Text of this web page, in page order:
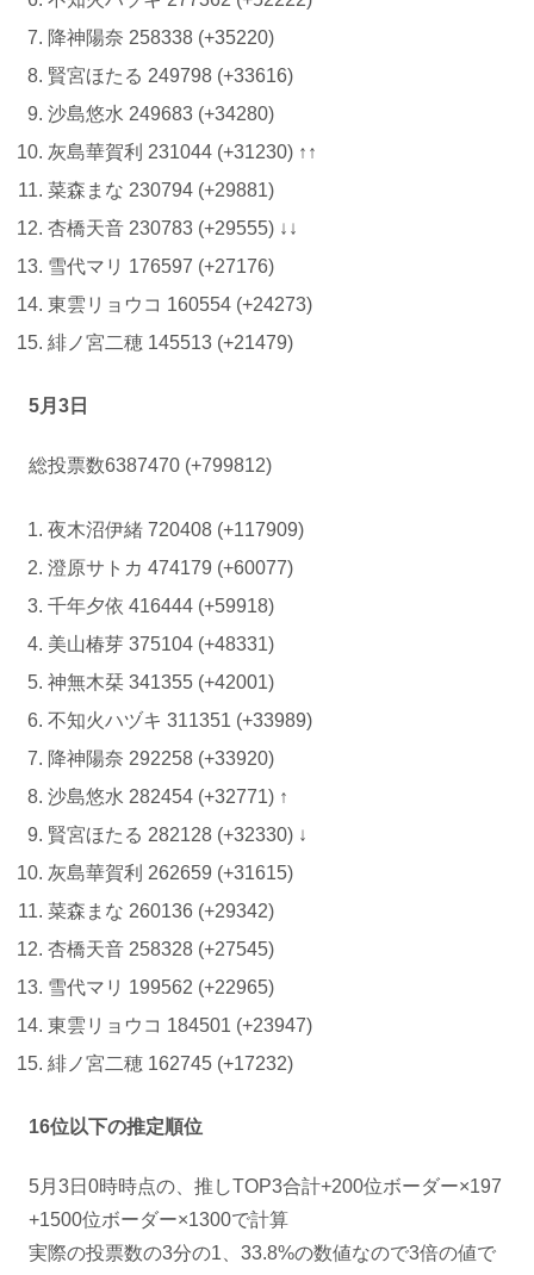
降神陽奈 258338 (+35220)
賢宮ほたる 249798 (+33616)
沙島悠水 249683 (+34280)
灰島華賀利 231044 (+31230) ↑↑
菜森まな 230794 (+29881)
杏橋天音 230783 (+29555) ↓↓
雪代マリ 176597 (+27176)
東雲リョウコ 160554 (+24273)
緋ノ宮二穂 145513 (+21479)
5月3日
総投票数6387470 (+799812)
夜木沼伊緒 720408 (+117909)
澄原サトカ 474179 (+60077)
千年夕依 416444 (+59918)
美山椿芽 375104 (+48331)
神無木栞 341355 (+42001)
不知火ハヅキ 311351 (+33989)
降神陽奈 292258 (+33920)
沙島悠水 282454 (+32771) ↑
賢宮ほたる 282128 (+32330) ↓
灰島華賀利 262659 (+31615)
菜森まな 260136 (+29342)
杏橋天音 258328 (+27545)
雪代マリ 199562 (+22965)
東雲リョウコ 184501 (+23947)
緋ノ宮二穂 162745 (+17232)
16位以下の推定順位
5月3日0時時点の、推しTOP3合計+200位ボーダー×197
+1500位ボーダー×1300で計算
実際の投票数の3分の1、33.8%の数値なので3倍の値で